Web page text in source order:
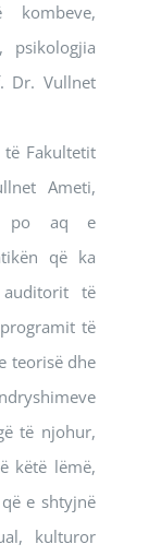
psikologjia
Dr. Vullnet
Fakultetit
Ameti,
po aq e
që ka
të
të
teorisë dhe
të njohur,
këtë lëmë,
e shtyjnë
kulturor